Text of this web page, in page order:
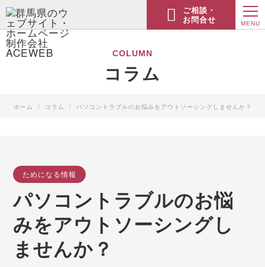
ご相談・
お問合せ
MENU
COLUMN
コラム
ホーム コラム パソコントラブルのお悩みをアウトソーシングしませんか？
ためになる情報
パソコントラブルのお悩
みをアウトソーシングし
ませんか？